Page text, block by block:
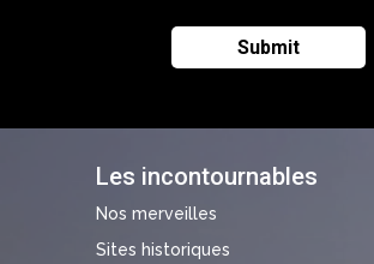
Les incontournables
Nos merveilles
Sites historiques